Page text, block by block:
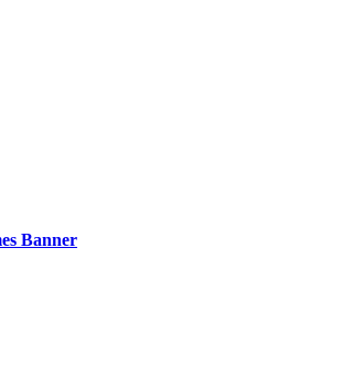
Banner